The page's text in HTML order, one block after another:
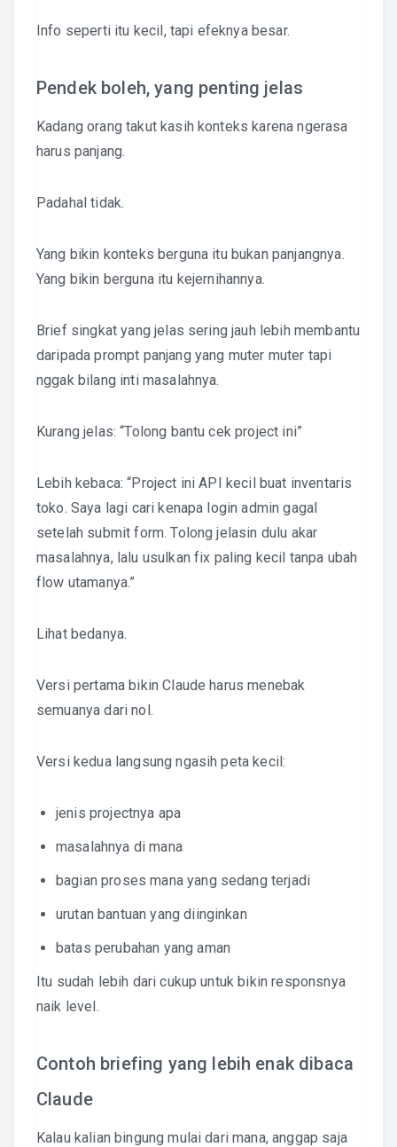
Info seperti itu kecil, tapi efeknya besar.
Pendek boleh, yang penting jelas
Kadang orang takut kasih konteks karena ngerasa
harus panjang.
Padahal tidak.
Yang bikin konteks berguna itu bukan panjangnya.
Yang bikin berguna itu kejernihannya.
Brief singkat yang jelas sering jauh lebih membantu
daripada prompt panjang yang muter muter tapi
nggak bilang inti masalahnya.
Kurang jelas: “Tolong bantu cek project ini”
Lebih kebaca: “Project ini API kecil buat inventaris
toko. Saya lagi cari kenapa login admin gagal
setelah submit form. Tolong jelasin dulu akar
masalahnya, lalu usulkan fix paling kecil tanpa ubah
flow utamanya.”
Lihat bedanya.
Versi pertama bikin Claude harus menebak
semuanya dari nol.
Versi kedua langsung ngasih peta kecil:
jenis projectnya apa
masalahnya di mana
bagian proses mana yang sedang terjadi
urutan bantuan yang diinginkan
batas perubahan yang aman
Itu sudah lebih dari cukup untuk bikin responsnya
naik level.
Contoh briefing yang lebih enak dibaca
Claude
Kalau kalian bingung mulai dari mana, anggap saja